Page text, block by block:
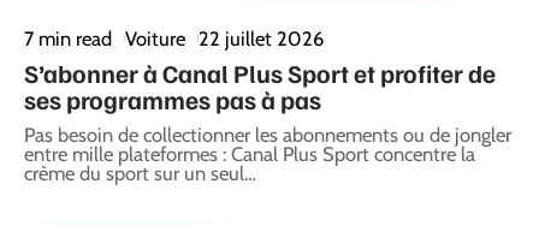
7 min read Voiture 22 juillet 2026
S’abonner à Canal Plus Sport et profiter de
ses programmes pas à pas
Pas besoin de collectionner les abonnements ou de jongler
entre mille plateformes : Canal Plus Sport concentre la
crème du sport sur un seul…